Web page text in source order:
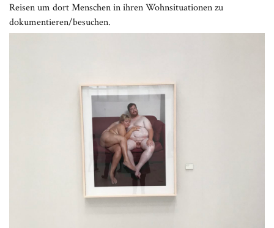
Reisen um dort Menschen in ihren Wohnsituationen zu
dokumentieren/besuchen.